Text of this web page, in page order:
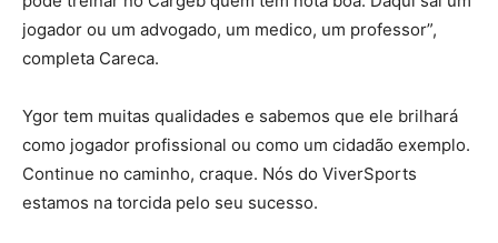
jogador ou um advogado, um medico, um professor”,
completa Careca.
Ygor tem muitas qualidades e sabemos que ele brilhará
como jogador profissional ou como um cidadão exemplo.
Continue no caminho, craque. Nós do ViverSports
estamos na torcida pelo seu sucesso.